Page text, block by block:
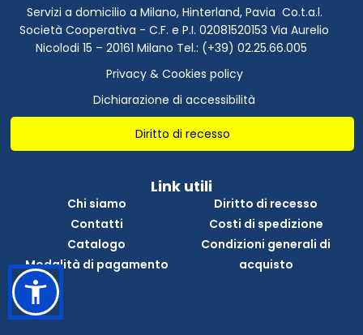
Servizi a domicilio a Milano, Hinterland, Pavia Co.t.a.l.
Società Cooperativa - C.F. e P.I. 02081520153 Via Aurelio
Nicolodi 15 – 20161 Milano Tel.: (+39) 02.25.66.005
Privacy & Cookies policy
Dichiarazione di accessibilità
Diritto di recesso
Link utili
Chi siamo
Contatti
Catalogo
Modalità di pagamento
Diritto di recesso
Costi di spedizione
Condizioni generali di
acquisto